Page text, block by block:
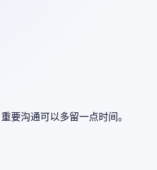
要沟通可以多留一点时间。